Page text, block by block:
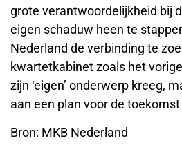
grote verantwoordelijkheid bij
eigen schaduw heen te
Nederland de verbinding te
kwartetkabinet zoals het
zijn ‘eigen’ onderwerp kreeg,
aan een plan voor de
Bron: MKB Nederland